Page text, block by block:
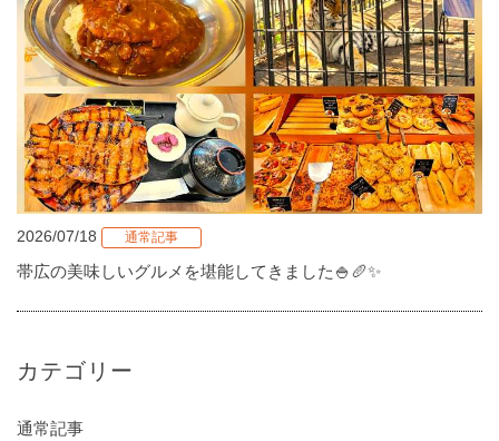
2026/07/18 通常記事
帯広の美味しいグルメを堪能してきました🍚🥖✨
カテゴリー
通常記事